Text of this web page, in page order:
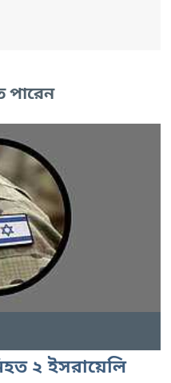
২ ইসরায়েলি